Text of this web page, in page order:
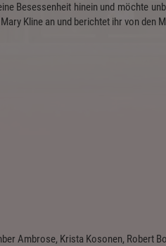
Besessenheit hinein und möchte
Kline an und berichtet ihr von den
Ambrose, Krista Kosonen, Robert